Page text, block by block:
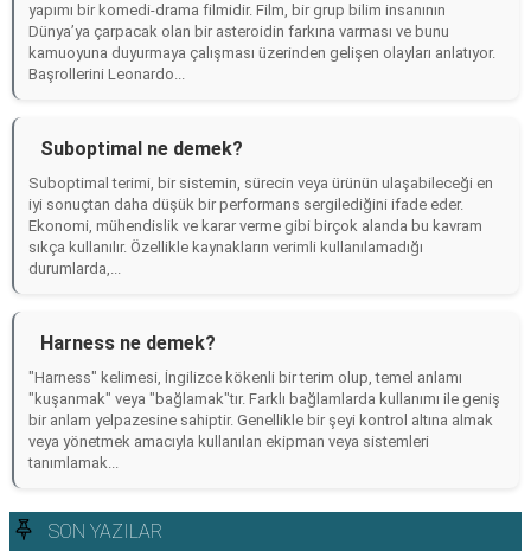
yapımı bir komedi-drama filmidir. Film, bir grup bilim insanının
Dünya’ya çarpacak olan bir asteroidin farkına varması ve bunu
kamuoyuna duyurmaya çalışması üzerinden gelişen olayları anlatıyor.
Başrollerini Leonardo...
Suboptimal ne demek?
Suboptimal terimi, bir sistemin, sürecin veya ürünün ulaşabileceği en
iyi sonuçtan daha düşük bir performans sergilediğini ifade eder.
Ekonomi, mühendislik ve karar verme gibi birçok alanda bu kavram
sıkça kullanılır. Özellikle kaynakların verimli kullanılamadığı
durumlarda,...
Harness ne demek?
"Harness" kelimesi, İngilizce kökenli bir terim olup, temel anlamı
"kuşanmak" veya "bağlamak"tır. Farklı bağlamlarda kullanımı ile geniş
bir anlam yelpazesine sahiptir. Genellikle bir şeyi kontrol altına almak
veya yönetmek amacıyla kullanılan ekipman veya sistemleri
tanımlamak...
SON YAZILAR